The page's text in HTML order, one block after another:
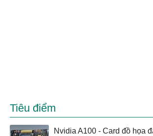
Tiêu điểm
Nvidia A100 - Card đồ họa